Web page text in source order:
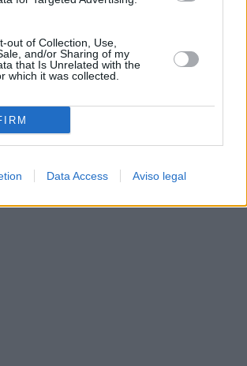
out of Collection, Use,
and/or Sharing of my
that Is Unrelated with the
which it was collected.
Data Access Aviso legal